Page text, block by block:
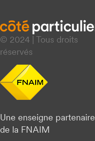
© 2024 | Tous droits
réservés
Une enseigne partenaire
de la FNAIM